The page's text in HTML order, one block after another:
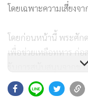
โดยเฉพาะความเสี่ยงจ
โดยก่อนหน้านี้ พระศักด
เพื่อช่วยเหลือทหาร ก่
รับการสนับสนุนจากชา
แมคโครขนาดใหญ่ร่วม